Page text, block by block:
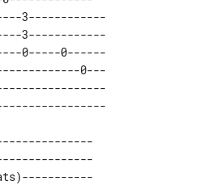
3------------
3------------
0-----0------
0---